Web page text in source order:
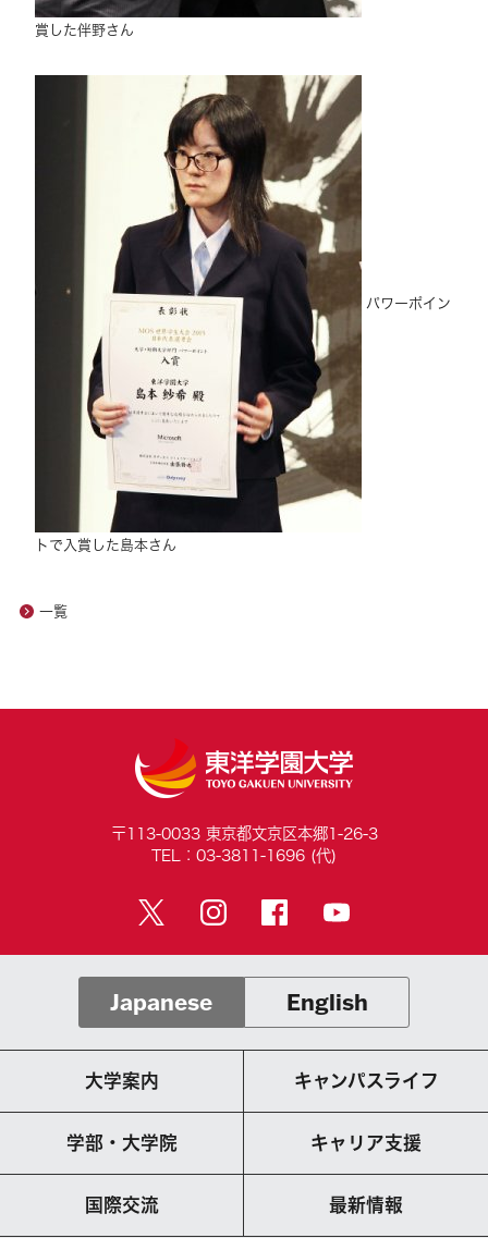
賞した伴野さん
パワーポイン
トで入賞した島本さん
一覧
〒113-0033 東京都文京区本郷1-26-3
TEL：03-3811-1696 (代)
Japanese English
大学案内 キャンパスライフ
学部・大学院 キャリア支援
国際交流 最新情報